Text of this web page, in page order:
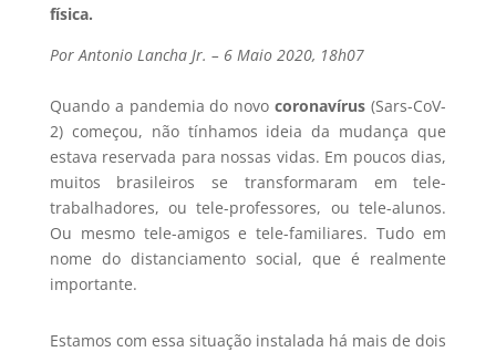
física.
Por Antonio Lancha Jr. – 6 Maio 2020, 18h07
Quando a pandemia do novocoronavírus (Sars-CoV-
2) começou, não tínhamos ideia da mudança que
estava reservada para nossas vidas. Em poucos dias,
muitos brasileiros se transformaram em tele-
trabalhadores, ou tele-professores, ou tele-alunos.
Ou mesmo tele-amigos e tele-familiares. Tudo em
nome do distanciamento social, que é realmente
importante.
Estamos com essa situação instalada há mais de dois